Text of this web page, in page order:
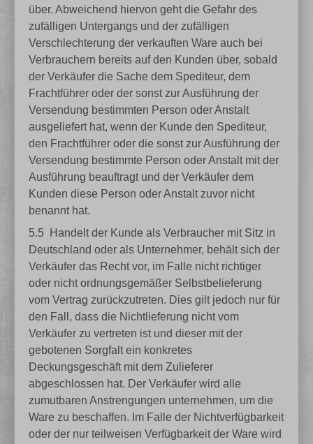
über. Abweichend hiervon geht die Gefahr des
zufälligen Untergangs und der zufälligen
Verschlechterung der verkauften Ware auch bei
Verbrauchern bereits auf den Kunden über, sobald
der Verkäufer die Sache dem Spediteur, dem
Frachtführer oder der sonst zur Ausführung der
Versendung bestimmten Person oder Anstalt
ausgeliefert hat, wenn der Kunde den Spediteur,
den Frachtführer oder die sonst zur Ausführung der
Versendung bestimmte Person oder Anstalt mit der
Ausführung beauftragt und der Verkäufer dem
Kunden diese Person oder Anstalt zuvor nicht
benannt hat.
5.5
Handelt der Kunde als Verbraucher mit Sitz in
Deutschland oder als Unternehmer, behält sich der
Verkäufer das Recht vor, im Falle nicht richtiger
oder nicht ordnungsgemäßer Selbstbelieferung
vom Vertrag zurückzutreten. Dies gilt jedoch nur für
den Fall, dass die Nichtlieferung nicht vom
Verkäufer zu vertreten ist und dieser mit der
gebotenen Sorgfalt ein konkretes
Deckungsgeschäft mit dem Zulieferer
abgeschlossen hat. Der Verkäufer wird alle
zumutbaren Anstrengungen unternehmen, um die
Ware zu beschaffen. Im Falle der Nichtverfügbarkeit
oder der nur teilweisen Verfügbarkeit der Ware wird